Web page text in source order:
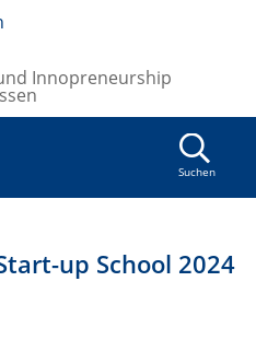
Innopreneurship
Suchen
up School 2024